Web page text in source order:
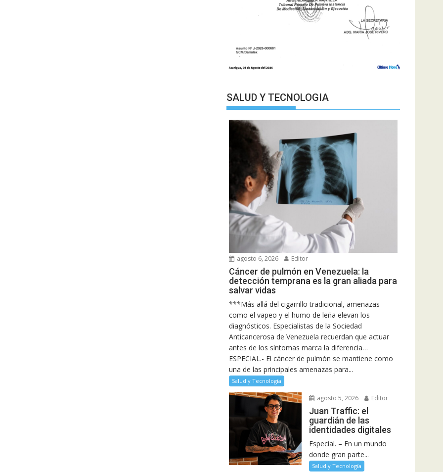
SALUD Y TECNOLOGIA
agosto 6, 2026 Editor
Cáncer de pulmón en Venezuela: la
detección temprana es la gran aliada para
salvar vidas
***Más allá del cigarrillo tradicional, amenazas
como el vapeo y el humo de leña elevan los
diagnósticos. Especialistas de la Sociedad
Anticancerosa de Venezuela recuerdan que actuar
antes de los síntomas marca la diferencia…
ESPECIAL.- El cáncer de pulmón se mantiene como
una de las principales amenazas para...
Salud y Tecnología
agosto 5, 2026 Editor
Juan Traffic: el
guardián de las
identidades digitales
Especial. – En un mundo
donde gran parte...
Salud y Tecnología